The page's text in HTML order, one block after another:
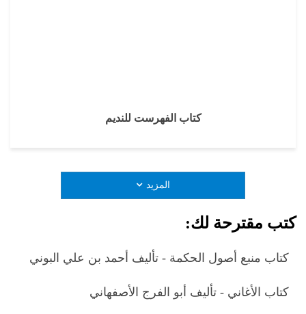
كتاب الفهرست للنديم
المزيد
كتب مقترحة لك:
كتاب منبع أصول الحكمة - تأليف أحمد بن علي البوني
كتاب الأغاني - تأليف أبو الفرج الأصفهاني